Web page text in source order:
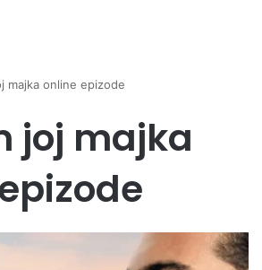
majka online epizode
joj majka